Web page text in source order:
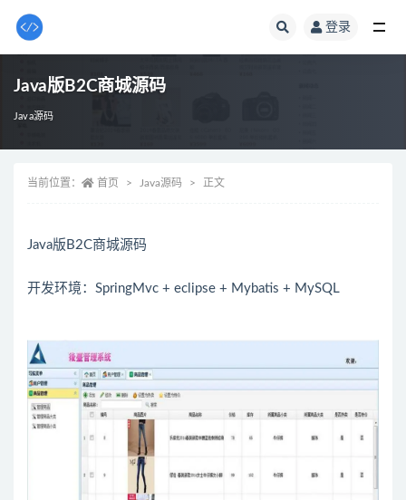
登录
Java版B2C商城源码
Java源码
当前位置： 首页 Java源码 正文
Java版B2C商城源码
开发环境：SpringMvc + eclipse + Mybatis + MySQL